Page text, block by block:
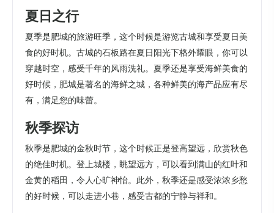
夏日之行
夏季是肥城的旅游旺季，这个时候是游览古城和享受夏日美
食的好时机。古城的石板路在夏日阳光下格外耀眼，你可以
穿越时空，感受千年的风雨洗礼。夏季还是享受海鲜美食的
好时候，肥城是著名的海鲜之城，各种鲜美的海产品应有尽
有，满足您的味蕾。
秋季探访
秋季是肥城的金秋时节，这个时候正是登高望远，欣赏秋色
的绝佳时机。登上城楼，眺望远方，可以看到满山的红叶和
金黄的稻田，令人心旷神怡。此外，秋季还是感受浓浓乡愁
的好时候，可以走进小巷，感受古都的宁静与祥和。